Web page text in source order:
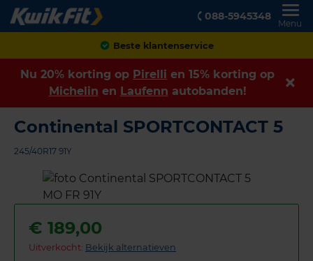
088-5945348
Menu
Achteraf betalen
Nu 20% korting op Pirelli en 15% korting op
Michelin en Laufenn autobanden!
Continental SPORTCONTACT 5
245/40R17 91Y
€ 189,00
Uitverkocht: Bekijk alternatieven